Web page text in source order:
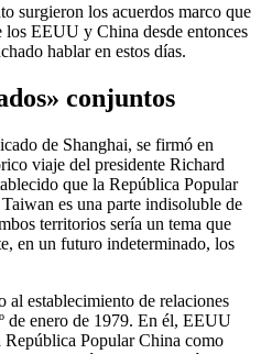
surgieron los acuerdos marco que
los EEUU y China desde entonces
hablar en estos días.
conjuntos
de Shanghai, se firmó en
viaje del presidente Richard
que la República Popular
es una parte indisoluble de
territorios sería un tema que
en un futuro indeterminado, los
establecimiento de relaciones
de enero de 1979. En él, EEUU
Popular China como